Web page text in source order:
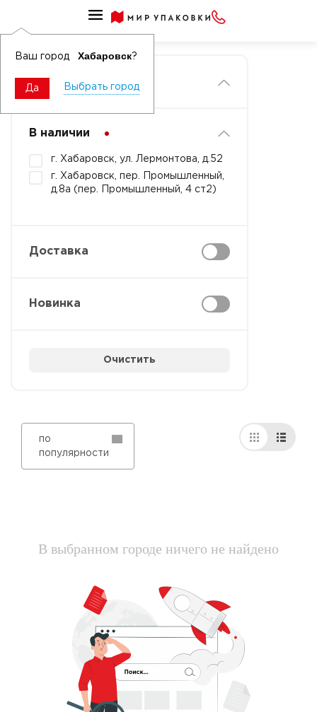
Ваш город Хабаровск?
Да Выбрать город
Главная
Фильтры
В наличии
г. Хабаровск, ул. Лермонтова, д.52
г. Хабаровск, пер. Промышленный,
д.8а (пер. Промышленный, 4 ст2)
Доставка
Новинка
Очистить
по
популярности
В выбранном городе ничего не найдено